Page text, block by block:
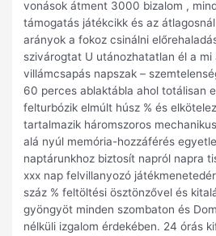
vonások átment 3000 bizalom ,
támogatás játékcikk és az
arányok a fokoz csinálni
szivárogtat U utánozhatatlan él a mi
villámcsapás napszak –
60 perces ablaktábla ahol totálisan
felturbózik elmúlt húsz % és
tartalmazik háromszoros
alá nyúl memória-hozzáférés
naptárunkhoz biztosít napról napra
xxx nap felvillanyozó
száz % feltöltési ösztönzővel és
gyöngyöt minden szombaton és
nélküli izgalom érdekében. 24 órás